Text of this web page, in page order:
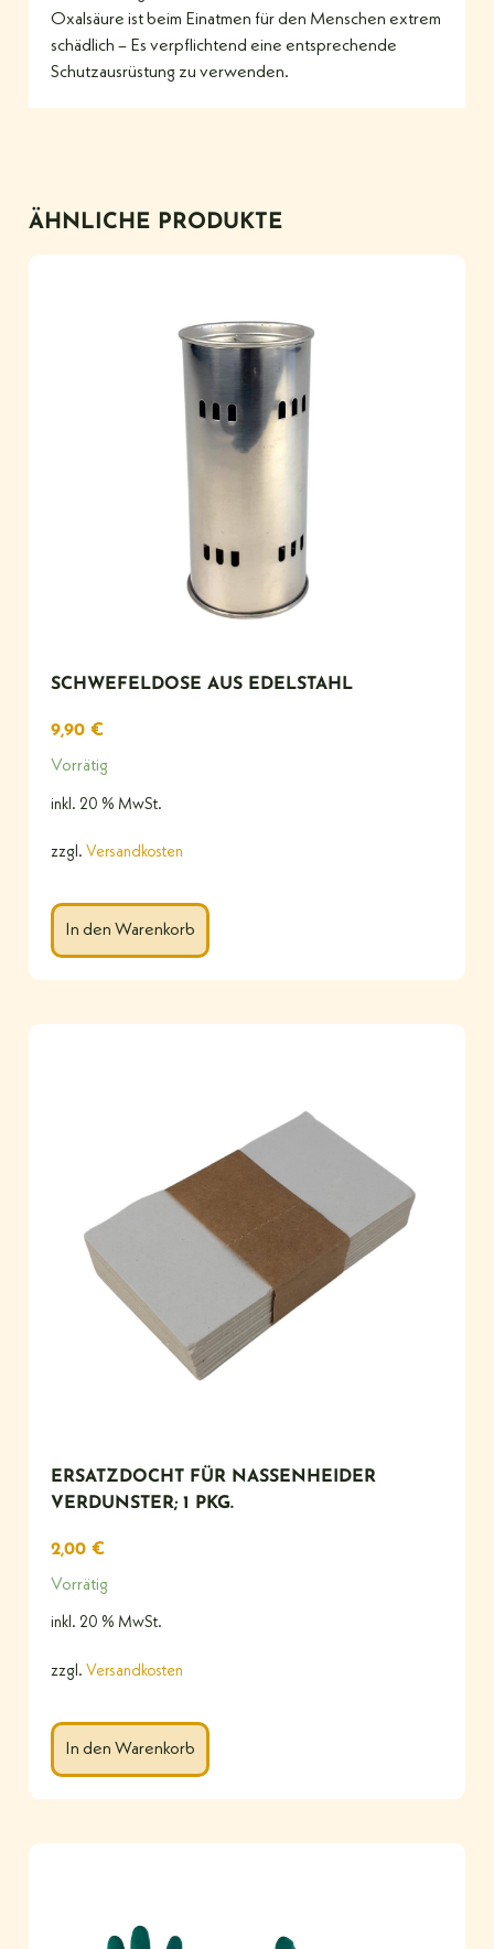
Oxalsäure ist beim Einatmen für den Menschen extrem
schädlich – Es verpflichtend eine entsprechende
Schutzausrüstung zu verwenden.
ÄHNLICHE PRODUKTE
SCHWEFELDOSE AUS EDELSTAHL
9,90 €
Vorrätig
inkl. 20 % MwSt.
zzgl. Versandkosten
In den Warenkorb
ERSATZDOCHT FÜR NASSENHEIDER
VERDUNSTER; 1 PKG.
2,00 €
Vorrätig
inkl. 20 % MwSt.
zzgl. Versandkosten
In den Warenkorb